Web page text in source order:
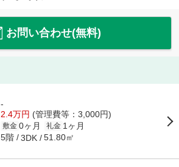
お問い合わせ(無料)
-
2.4万円 (管理費等：3,000円)
敷金 0ヶ月 礼金 1ヶ月
5階 3DK 51.80㎡